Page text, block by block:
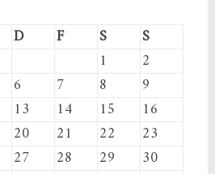
D F S
S
1
2
6 7 8
9
13 14 15
16
20 21 22
23
27 28 29
30